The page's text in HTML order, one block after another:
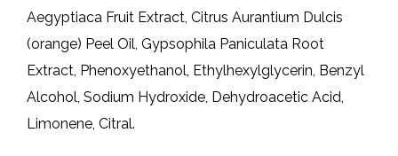
Aegyptiaca Fruit Extract, Citrus Aurantium Dulcis
(orange) Peel Oil, Gypsophila Paniculata Root
Extract, Phenoxyethanol, Ethylhexylglycerin, Benzyl
Alcohol, Sodium Hydroxide, Dehydroacetic Acid,
Limonene, Citral.